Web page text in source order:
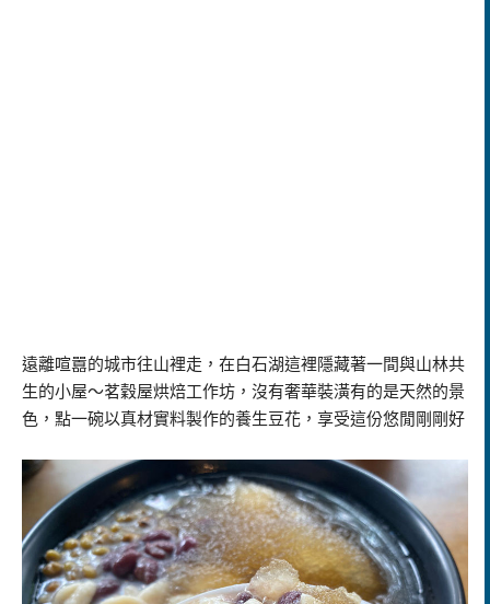
遠離喧囂的城市往山裡走，在白石湖這裡隱藏著一間與山林共
生的小屋～茗穀屋烘焙工作坊，沒有奢華裝潢有的是天然的景
色，點一碗以真材實料製作的養生豆花，享受這份悠閒剛剛好